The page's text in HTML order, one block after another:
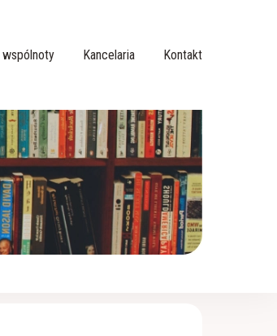
wspólnoty Kancelaria Kontakt